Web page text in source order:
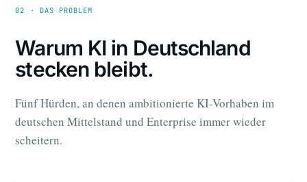
02 · DAS PROBLEM
Warum KI in Deutschland
stecken bleibt.
Fünf Hürden, an denen ambitionierte KI-Vorhaben im
deutschen Mittelstand und Enterprise immer wieder
scheitern.